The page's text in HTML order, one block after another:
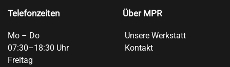
Telefonzeiten
Mo – Do
07:30–18:30 Uhr
Freitag
Über MPR
Unsere Werkstatt
Kontakt